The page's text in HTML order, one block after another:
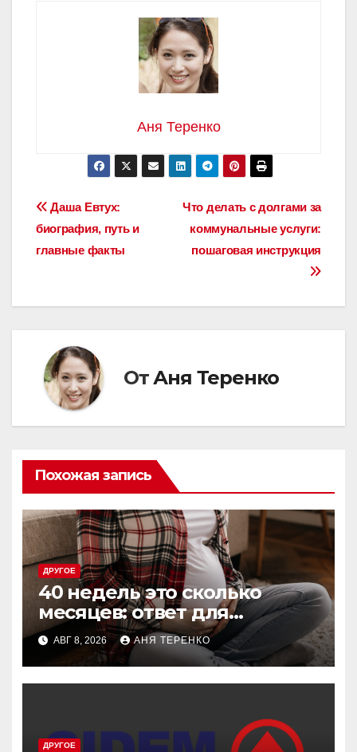
Аня Теренко
Навигация
по
Что делать с долгами за
коммунальные услуги:
пошаговая инструкция
Даша Евтух:
биография, путь и
главные факты
ОтАня Теренко
Похожая запись
ДРУГОЕ
40 недель это сколько
месяцев: ответ для
беременных и не только
АВГ 8, 2026 АНЯ ТЕРЕНКО
ДРУГОЕ